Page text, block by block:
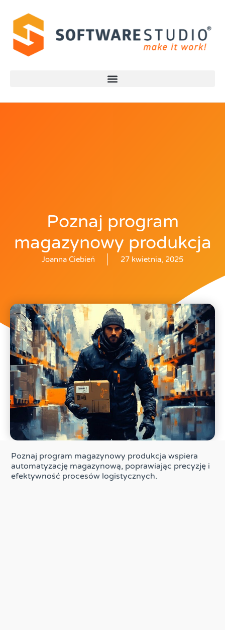
Poznaj program
magazynowy produkcja
Joanna Ciebień 27 kwietnia, 2025
Poznaj program magazynowy produkcja wspiera
automatyzację magazynową, poprawiając precyzję i
efektywność procesów logistycznych.